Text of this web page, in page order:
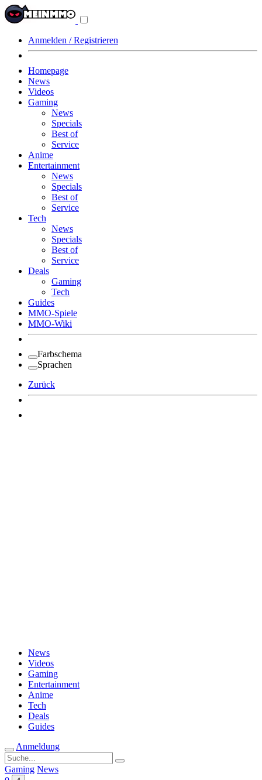
Anmelden / Registrieren
Homepage
News
Videos
Gaming
News
Specials
Best of
Service
Anime
Entertainment
News
Specials
Best of
Service
Tech
News
Specials
Best of
Service
Deals
Gaming
Tech
Guides
MMO-Spiele
MMO-Wiki
Farbschema
Sprachen
Zurück
News
Videos
Gaming
Entertainment
Anime
Tech
Deals
Guides
Anmeldung
Suche
nach:
Gaming News